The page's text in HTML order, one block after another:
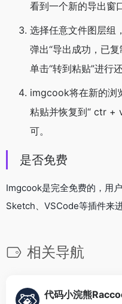
看到一个新的导出窗
选择任意文件图层组
弹出“导出成功，已
单击“转到粘贴”进行还
imgcook将在新的浏
粘贴并恢复到“ ctr +
可。
是否免费
Imgcook是完全免费的，用
Sketch、VSCode等插件来
相关导航
代码小浣熊